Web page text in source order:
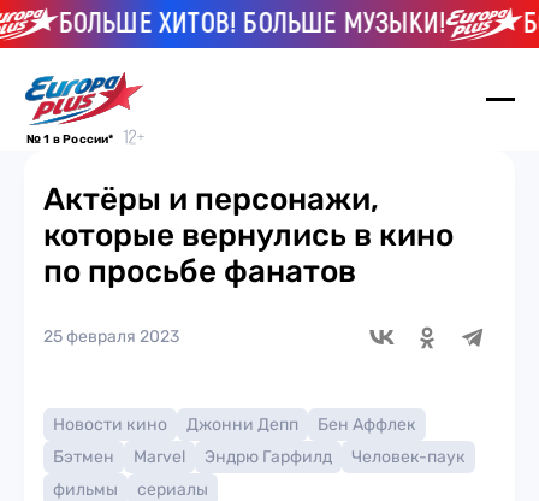
БОЛЬШЕ ХИТОВ! БОЛЬШЕ МУЗЫКИ!
№ 1 в России*
Актёры и персонажи,
которые вернулись в кино
по просьбе фанатов
25 февраля 2023
Новости кино Джонни Депп
Бен Аффлек
Бэтмен
Marvel Эндрю Гарфилд
Человек-паук
фильмы
сериалы